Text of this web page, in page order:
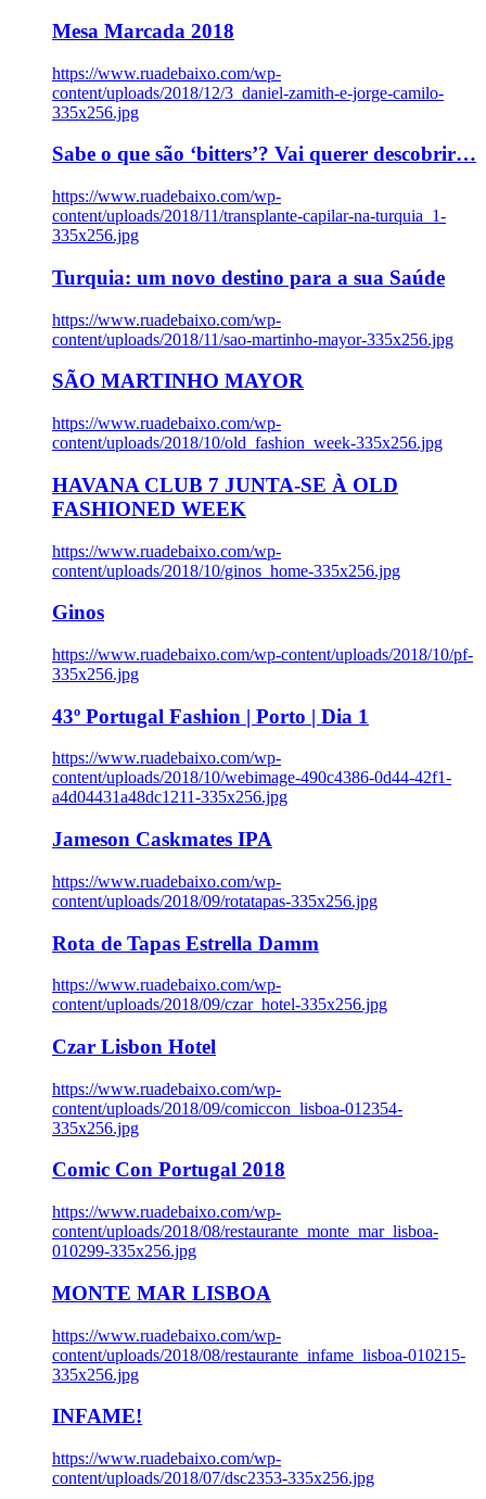
Mesa Marcada 2018
https://www.ruadebaixo.com/wp-
content/uploads/2018/12/3_daniel-zamith-e-jorge-camilo-
335x256.jpg
Sabe o que são ‘bitters’? Vai querer descobrir…
https://www.ruadebaixo.com/wp-
content/uploads/2018/11/transplante-capilar-na-turquia_1-
335x256.jpg
Turquia: um novo destino para a sua Saúde
https://www.ruadebaixo.com/wp-
content/uploads/2018/11/sao-martinho-mayor-335x256.jpg
SÃO MARTINHO MAYOR
https://www.ruadebaixo.com/wp-
content/uploads/2018/10/old_fashion_week-335x256.jpg
HAVANA CLUB 7 JUNTA-SE À OLD
FASHIONED WEEK
https://www.ruadebaixo.com/wp-
content/uploads/2018/10/ginos_home-335x256.jpg
Ginos
https://www.ruadebaixo.com/wp-content/uploads/2018/10/pf-
335x256.jpg
43º Portugal Fashion | Porto | Dia 1
https://www.ruadebaixo.com/wp-
content/uploads/2018/10/webimage-490c4386-0d44-42f1-
a4d04431a48dc1211-335x256.jpg
Jameson Caskmates IPA
https://www.ruadebaixo.com/wp-
content/uploads/2018/09/rotatapas-335x256.jpg
Rota de Tapas Estrella Damm
https://www.ruadebaixo.com/wp-
content/uploads/2018/09/czar_hotel-335x256.jpg
Czar Lisbon Hotel
https://www.ruadebaixo.com/wp-
content/uploads/2018/09/comiccon_lisboa-012354-
335x256.jpg
Comic Con Portugal 2018
https://www.ruadebaixo.com/wp-
content/uploads/2018/08/restaurante_monte_mar_lisboa-
010299-335x256.jpg
MONTE MAR LISBOA
https://www.ruadebaixo.com/wp-
content/uploads/2018/08/restaurante_infame_lisboa-010215-
335x256.jpg
INFAME!
https://www.ruadebaixo.com/wp-
content/uploads/2018/07/dsc2353-335x256.jpg